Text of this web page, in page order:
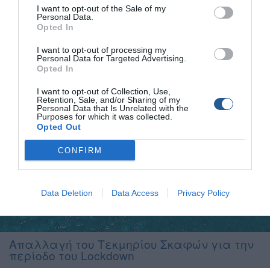
I want to opt-out of the Sale of my
Personal Data.
Opted In
I want to opt-out of processing my
Personal Data for Targeted Advertising.
Opted In
I want to opt-out of Collection, Use,
Retention, Sale, and/or Sharing of my
Personal Data that Is Unrelated with the
Purposes for which it was collected.
Opted Out
CONFIRM
Data Deletion Data Access Privacy Policy
κατάργηση των τεκμηρίων διαβίωσης και κατ’ επέκταση και
του Φόρου Πολυτελούς Διαβίωσης που πλήττει τους
ιδιοκτήτες σκαφών άνω των 5 μέτρων, και αυτοκινήτων με
Aπαλλαγή του Τεκμηρίου Σκαφών για την
περίοδο του Lockdown